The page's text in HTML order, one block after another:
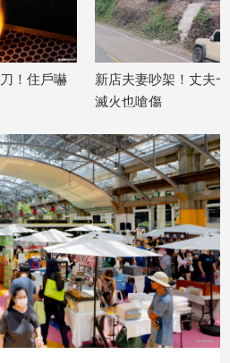
新店夫妻吵架！丈夫一怒縱火燒屋 警